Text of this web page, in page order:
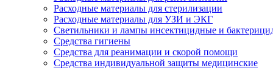
Расходные материалы для стерилизации
Расходные материалы для УЗИ и ЭКГ
Светильники и лампы инсектицидные и
Средства гигиены
Средства для реанимации и скорой помощи
Средства индивидуальной защиты медицинские